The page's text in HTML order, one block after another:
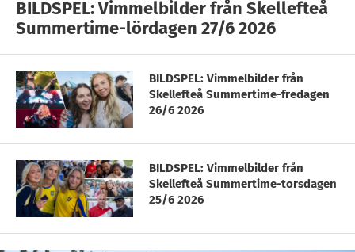
BILDSPEL: Vimmelbilder från Skellefteå
Summertime-lördagen 27/6 2026
BILDSPEL: Vimmelbilder från
Skellefteå Summertime-fredagen
26/6 2026
BILDSPEL: Vimmelbilder från
Skellefteå Summertime-torsdagen
25/6 2026